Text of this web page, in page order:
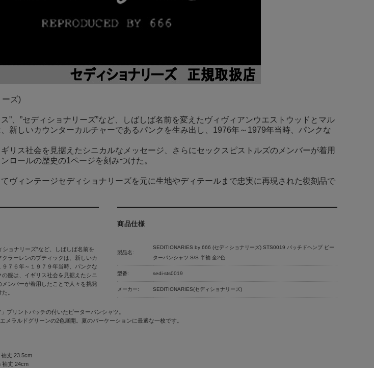
ーズ)
”、”セディショナリーズ”など、しばしば名前を変えたヴィヴィアンウエストウッドとマル
新しいカウンターカルチャーであるパンクを生み出し、1976年～1979年当時、パンクな
リス社会を見据えたシニカルなメッセージ、さらにセックスピストルズのメンバーが着用
ロールの歴史の1ページを刻みつけた。
ヴィンテージセディショナリーズを元に生地やディテールまで忠実に再現された復刻品で
ショナリーズ”など、しばしば名前を
ラーレンのブティックは、新しいカ
７６年～１９７９年当時、パンクな
服は、イギリス社会を見据えたシニ
ンバーが着用したことで人々を挑発
。
商品仕様
製品名:
SEDITIONARIES by 666 (セディショナリーズ) STS0019 パッチドヘンプ ピー
ターパンシャツ S/S 半袖 全2色
型番: sedi-sts0019
メーカー: SEDITIONARIES(セディショナリーズ)
プリントパッチの付いたピーターパンシャツ。
メラルドグリーンの2色展開。夏のバーケーションに最適な一枚です。
丈 23.5cm
袖丈 24cm